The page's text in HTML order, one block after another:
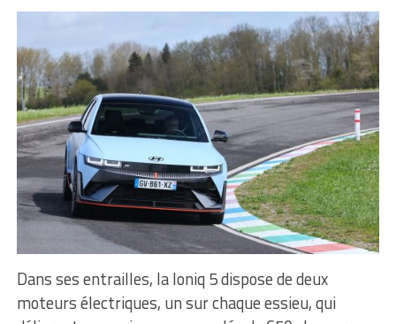
Dans ses entrailles, la Ioniq 5 dispose de deux
moteurs électriques, un sur chaque essieu, qui